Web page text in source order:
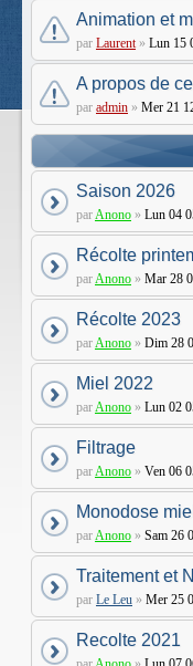
Animation et
par Laurent » Lun 15
A propos de
par admin » Mer 21
Saison 2026
parAnono » Lun 04
Récolte
parAnono » Mar 28
Récolte 2023
parAnono » Dim 28
Miel 2022
parAnono » Lun 02
Filtrage
parAnono » Ven 06
Monodose
parAnono » Sam 26
Traitement et
par Le Leu » Mer 25
Recolte 2021